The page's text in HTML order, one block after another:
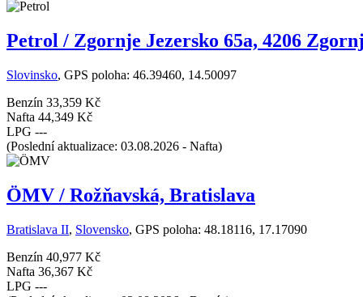
Petrol / Zgornje Jezersko 65a, 4206
Slovinsko, GPS poloha: 46.39460, 14.50097
Benzín 33,359 Kč
Nafta 44,349 Kč
LPG ---
(Poslední aktualizace: 03.08.2026 - Nafta)
ÖMV / Rožňavská, Bratislava
Bratislava II, Slovensko, GPS poloha: 48.18116, 17.17090
Benzín 40,977 Kč
Nafta 36,367 Kč
LPG ---